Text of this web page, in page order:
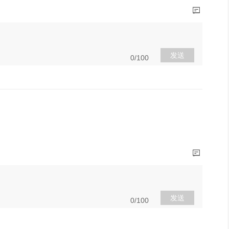
0/100 发送
0/100 发送